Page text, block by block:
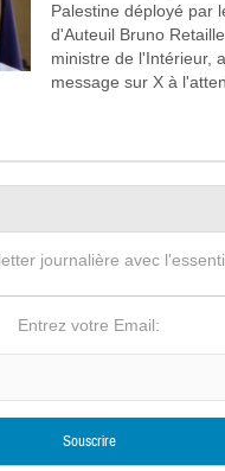
Palestine déployé par
d'Auteuil Bruno
ministre de l'Intérieur,
message sur X à
journalière avec
Entrez votre Email: